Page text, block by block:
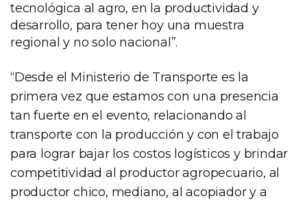
tecnológica al agro, en la productividad y
desarrollo, para tener hoy una muestra
regional y no solo nacional”.
“Desde el Ministerio de Transporte es la
primera vez que estamos con una presencia
tan fuerte en el evento, relacionando al
transporte con la producción y con el trabajo
para lograr bajar los costos logísticos y brindar
competitividad al productor agropecuario, al
productor chico, mediano, al acopiador y a